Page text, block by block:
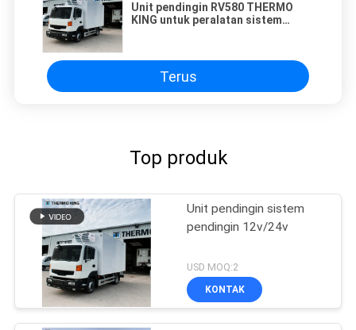
Unit pendingin RV580 THERMO
KING untuk peralatan sistem
Terus
Top produk
Unit pendingin sistem
pendingin 12v/24v
USD MOQ:2
KONTAK